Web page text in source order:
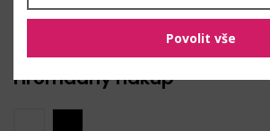
Nahlásit problém
Hromadný nákup
Povolit vše